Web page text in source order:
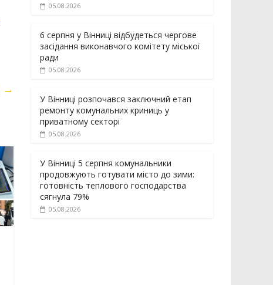
→
05.08.2026
6 серпня у Вінниці відбудеться чергове
засідання виконавчого комітету міської
ради
05.08.2026
У Вінниці розпочався заключний етап
ремонту комунальних криниць у
приватному секторі
05.08.2026
У Вінниці 5 серпня комунальники
продовжують готувати місто до зими:
готовність теплового господарства
сягнула 79%
05.08.2026